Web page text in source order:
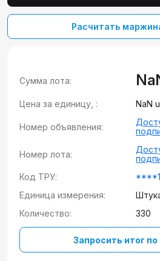
Расчитать
Сумма лота:
Цена за единицу, : NaN
Номер объявления:
Номер лота:
Код ТРУ:
Единица измерения:
Количество:
330
Запросить итог